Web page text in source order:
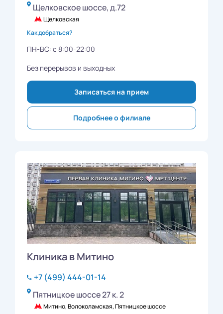
Щелковское шоссе, д.72
Щелковская
Как добраться?
ПН-ВС: с 8:00-22:00
Без перерывов и выходных
Записаться на прием
Подробнее о филиале
Клиника в Митино
+7 (499) 444-01-14
Пятницкое шоссе 27 к. 2
Митино, Волоколамская, Пятницкое шоссе